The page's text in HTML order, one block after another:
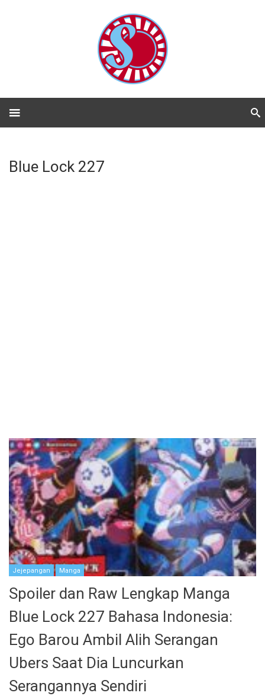
Blue Lock 227
Jejepangan Manga
Spoiler dan Raw Lengkap Manga
Blue Lock 227 Bahasa Indonesia:
Ego Barou Ambil Alih Serangan
Ubers Saat Dia Luncurkan
Serangannya Sendiri